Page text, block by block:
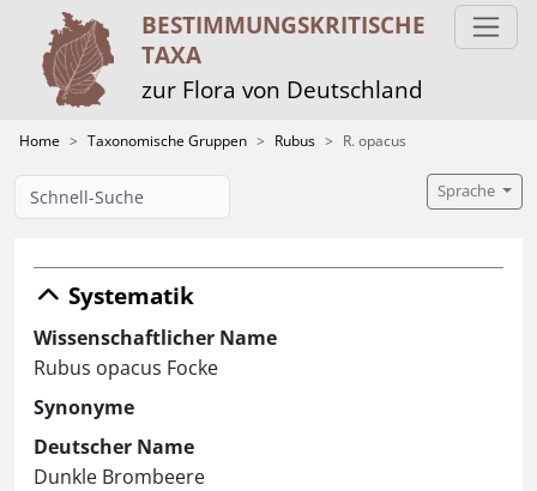
BESTIMMUNGS­KRITISCHE
TAXA
zur Flora von Deutschland
Home Taxonomische Gruppen Rubus R. opacus
Sprache
Systematik
Wissenschaftlicher Name
Rubus opacus Focke
Synonyme
Deutscher Name
Dunkle Brombeere